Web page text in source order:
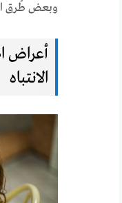
وبعض طُرق
أعراض
الانتباه